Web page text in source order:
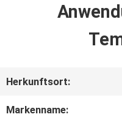
VIDEOS
Herkunftsort:
Markenname: